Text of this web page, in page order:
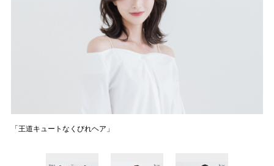
「王道キュートなくびれヘア」